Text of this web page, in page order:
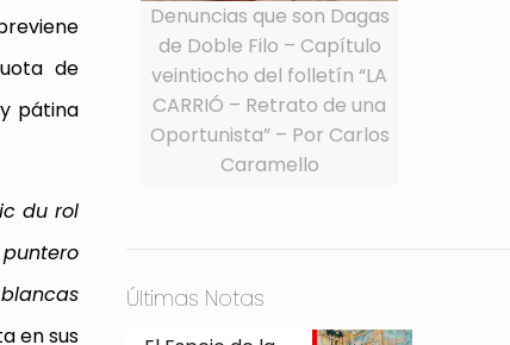
de
pátina
du rol
puntero
blancas
en sus
Denuncias que son Dagas
de Doble Filo – Capítulo
veintiocho del folletín “LA
CARRIÓ – Retrato de una
Oportunista” – Por Carlos
Caramello
Últimas Notas